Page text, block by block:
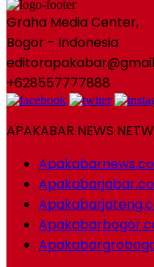
Graha Media Center,
Bogor - Indonesia
+628557777888
APAKABAR NEWS